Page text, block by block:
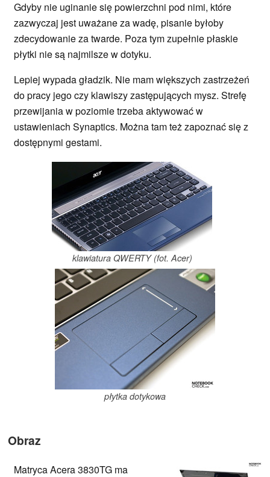
Gdyby nie uginanie się powierzchni pod nimi, które
zazwyczaj jest uważane za wadę, pisanie byłoby
zdecydowanie za twarde. Poza tym zupełnie płaskie
płytki nie są najmilsze w dotyku.
Lepiej wypada gładzik. Nie mam większych zastrzeżeń
do pracy jego czy klawiszy zastępujących mysz. Strefę
przewijania w poziomie trzeba aktywować w
ustawieniach Synaptics. Można tam też zapoznać się z
dostępnymi gestami.
klawiatura QWERTY (fot. Acer)
płytka dotykowa
Obraz
Matryca Acera 3830TG ma